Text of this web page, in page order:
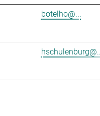
botelho@...